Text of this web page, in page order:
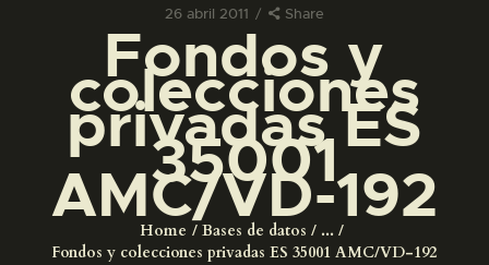
26 abril 2011 Share
Fondos y
colecciones
privadas ES
35001
AMC/VD-192
Home Bases de datos
...
Fondos y colecciones privadas ES 35001 AMC/VD-192
PREPARAR LA VISITA
ACTIVIDADES
█
EL MUSEO